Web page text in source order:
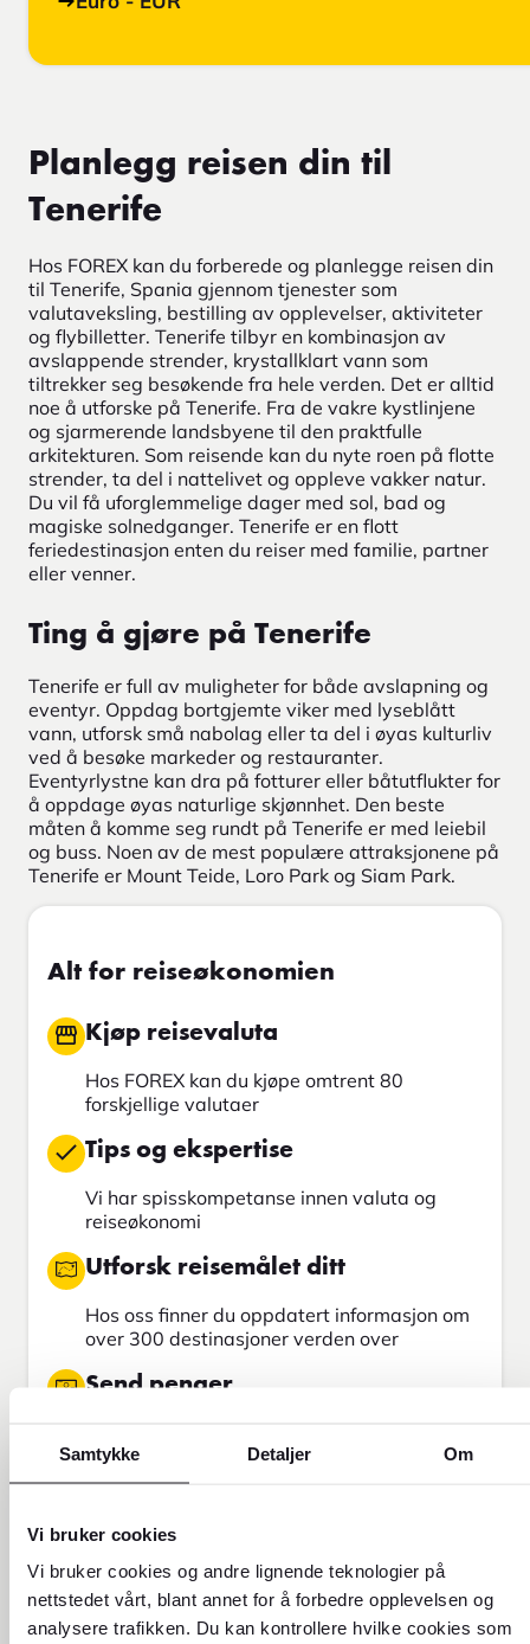
Samtykke Detaljer Om
Vi bruker cookies
Vi bruker cookies og andre lignende teknologier på
nettstedet vårt, blant annet for å forbedre opplevelsen og
analysere trafikken. Du kan kontrollere hvilke cookies som
Planlegg reisen din til
Tenerife
Hos FOREX kan du forberede og planlegge reisen din
til Tenerife, Spania gjennom tjenester som
valutaveksling, bestilling av opplevelser, aktiviteter
og flybilletter. Tenerife tilbyr en kombinasjon av
avslappende strender, krystallklart vann som
tiltrekker seg besøkende fra hele verden. Det er alltid
noe å utforske på Tenerife. Fra de vakre kystlinjene
og sjarmerende landsbyene til den praktfulle
arkitekturen. Som reisende kan du nyte roen på flotte
strender, ta del i nattelivet og oppleve vakker natur.
Du vil få uforglemmelige dager med sol, bad og
magiske solnedganger. Tenerife er en flott
feriedestinasjon enten du reiser med familie, partner
eller venner.
Ting å gjøre på Tenerife
Tenerife er full av muligheter for både avslapning og
eventyr. Oppdag bortgjemte viker med lyseblått
vann, utforsk små nabolag eller ta del i øyas kulturliv
ved å besøke markeder og restauranter.
Eventyrlystne kan dra på fotturer eller båtutflukter for
å oppdage øyas naturlige skjønnhet. Den beste
måten å komme seg rundt på Tenerife er med leiebil
og buss. Noen av de mest populære attraksjonene på
Tenerife er Mount Teide, Loro Park og Siam Park.
Alt for reiseøkonomien
Kjøp reisevaluta
Hos FOREX kan du kjøpe omtrent 80
forskjellige valutaer
Tips og ekspertise
Vi har spisskompetanse innen valuta og
reiseøkonomi
Utforsk reisemålet ditt
Hos oss finner du oppdatert informasjon om
over 300 destinasjoner verden over
Send penger